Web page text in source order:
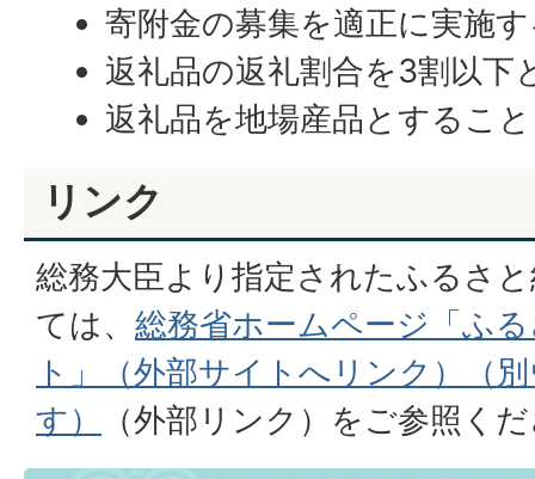
寄附金の募集を適正に実施
返礼品の返礼割合を3割以下
返礼品を地場産品とすること
リンク
総務大臣より指定されたふるさ
ては、 総務省ホームページ「ふ
ト」（外部サイトへリンク）（
す）
（外部リンク） をご参照く